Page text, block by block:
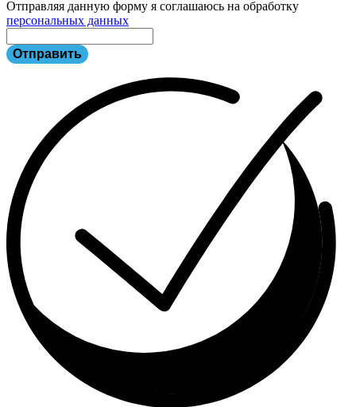
Отправляя данную форму я соглашаюсь на обработку
персональных данных
Отправить